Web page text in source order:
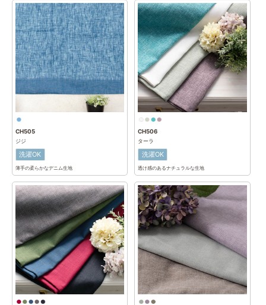
CH505
ジジ
洗濯OK
薄手の柔らかなデニム生地
CH506
ターラ
洗濯OK
透け感のあるナチュラルな生地